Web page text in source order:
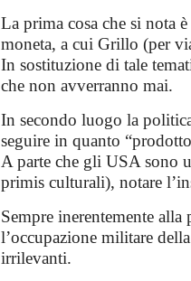
La prima cosa che si nota
moneta, a cui Grillo (per
In sostituzione di tale
che non avverranno mai.
In secondo luogo la
seguire in quanto
A parte che gli USA sono
primis culturali), notare
Sempre inerentemente
l’occupazione militare
irrilevanti.